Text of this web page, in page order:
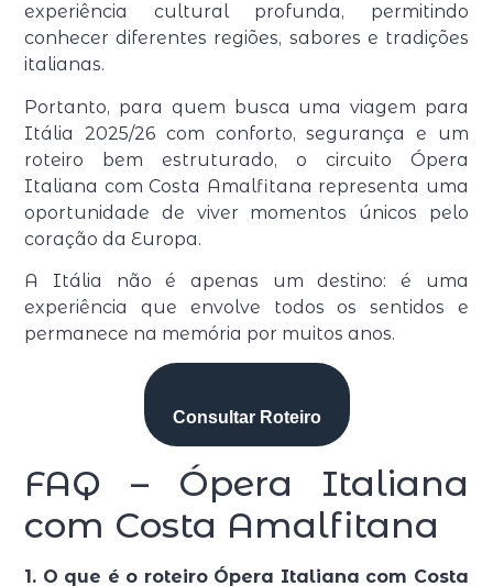
experiência cultural profunda, permitindo
conhecer diferentes regiões, sabores e tradições
italianas.
Portanto, para quem busca uma viagem para
Itália 2025/26 com conforto, segurança e um
roteiro bem estruturado, o circuito Ópera
Italiana com Costa Amalfitana representa uma
oportunidade de viver momentos únicos pelo
coração da Europa.
A Itália não é apenas um destino: é uma
experiência que envolve todos os sentidos e
permanece na memória por muitos anos.
Consultar Roteiro
FAQ – Ópera Italiana
com Costa Amalfitana
1. O que é o roteiro Ópera Italiana com Costa